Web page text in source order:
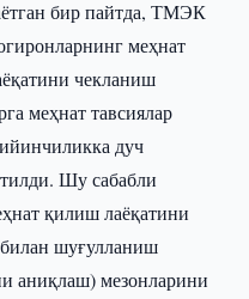
бир пайтда, ТМЭК
меҳнат
чекланиш
меҳнат тавсиялар
дуч
Шу сабабли
қилиш лаёқатини
шуғулланиш
аниқлаш) мезонларини